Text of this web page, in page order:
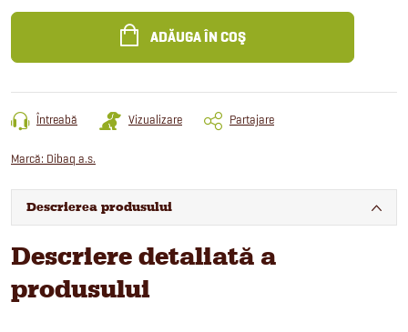
preţ:
ADĂUGA ÎN COŞ
Întreabă Vizualizare Partajare
Marcă: Dibaq a.s.
Descrierea produsului
Descriere detaliată a
produsului